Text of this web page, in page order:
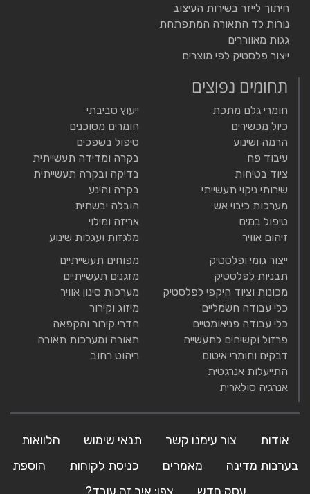
חיתוך לייזר בשירות העיצוב
נורות לד התאורה המתפתחת
גגות מאווררים
ייצור פלסטיק לפי מוצרים
תחומים נפוצים
חומרי גלם מתכת
כיול מכשירים
הרמה ושינוע
עיבוד פח
ציוד בטיחות
שירותי ניקוי תעשייתי
מערכות כיבוי אש
טיפול במים
זיהום אוויר
ייעוץ סביבתי
חומרים מסוכנים
טיפול בשפכים
בקרה ומדידה תעשייתית
בדיקה ובקרה תעשייתית
בקרה והינע
הובלה יבשתית
אריזה ומילוי
מלגזות ועגלות שינוע
ייצור גומי ופלסטיק
תבניות לפלסטיק
מכונות וציוד היקפי לפלסטיק
כלי עבודה חשמליים
כלי עבודה פניאומטיים
פרזול וקשיחים לתעשייה
דבקים וחומרי איטום
התייעלות אנרגטית
אנרגיה סולארית
מפוחים תעשייתיים
מזגנים תעשייתיים
מערכות סינון אוויר
מיזוג וקירור
חדרי קירור והקפאה
תאורה ומערכות תאורה
ריהוט רחוב
אודות צור עימנו קשר תנאי שימוש
הלוואות
בערבות מדינה
מאמרים כניסת לקוחות
הוספת